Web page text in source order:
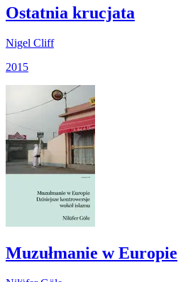
Ostatnia krucjata
Nigel Cliff
2015
Muzułmanie w Europie